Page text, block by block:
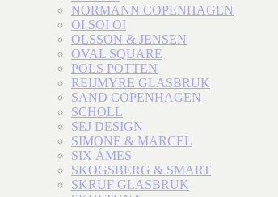
NORMANN COPENHAGEN
OI SOI OI
OLSSON & JENSEN
OVAL SQUARE
POLS POTTEN
REIJMYRE GLASBRUK
SAND COPENHAGEN
SCHOLL
SEJ DESIGN
SIMONE & MARCEL
SIX ÁMES
SKOGSBERG & SMART
SKRUF GLASBRUK